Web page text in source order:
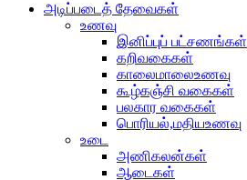
அடிப்படைத் தேவைகள்
உணவு
இனிப்புப் பட்சணங்கள்
கறிவகைகள்
காலைமாலைஉணவு
கூழ்கஞ்சி வகைகள்
பலகார வகைகள்
பொரியல்,மதியஉணவு
உடை
அணிகலன்கள்
ஆடைகள்